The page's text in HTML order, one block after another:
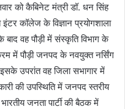
को कैबिनेट मंत्री डॉ. धन सिंह
कॉलेज के विज्ञान प्रयोगशाला
वह पौड़ी में संस्कृति विभाग के
में पौड़ी जनपद के नवयुक्त नर्सिंग
उपरांत वह जिला सभागार में
की उपस्थिति में जनपद स्तरीय
जनता पार्टी की बैठक में